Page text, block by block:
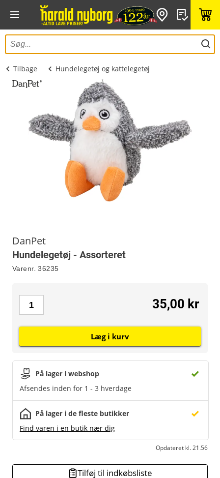
Tilbage Hundelegetøj og kattelegetøj
DanPet
Hundelegetøj - Assorteret
Varenr. 36235
På lager i webshop
Afsendes inden for 1 - 3 hverdage
På lager i de fleste butikker
Find varen i en butik nær dig
Opdateret kl. 21.56
35,00 kr
Læg i kurv
Tilføj til indkøbsliste